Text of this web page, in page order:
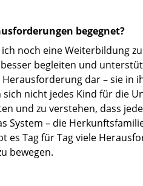
begegnet?
noch eine Weiterbildung
begleiten und
dar – sie in
nicht jedes Kind für die
und zu verstehen, dass
System – die
es Tag für Tag viele
bewegen.